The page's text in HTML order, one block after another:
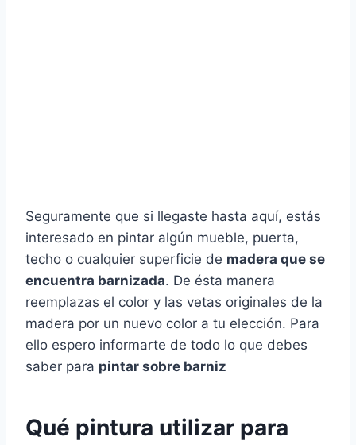
Seguramente que si llegaste hasta aquí, estás
interesado en pintar algún mueble, puerta,
techo o cualquier superficie de madera que se
encuentra barnizada. De ésta manera
reemplazas el color y las vetas originales de la
madera por un nuevo color a tu elección. Para
ello espero informarte de todo lo que debes
saber para pintar sobre barniz
Qué pintura utilizar para